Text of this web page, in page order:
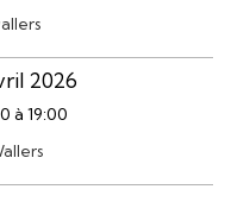
2026
à 19:00